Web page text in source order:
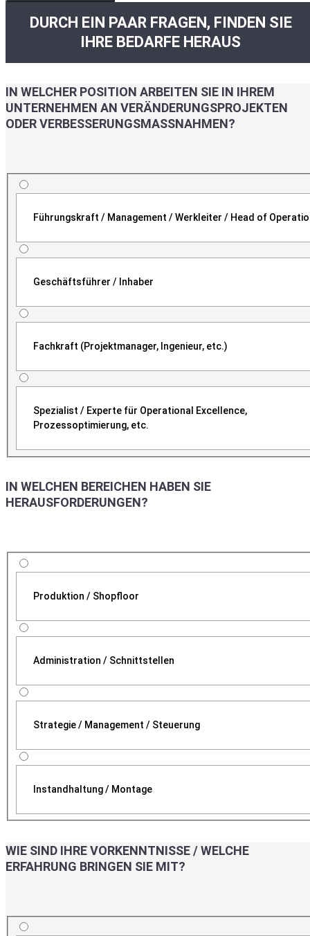
DURCH EIN PAAR FRAGEN, FINDEN SIE
IHRE BEDARFE HERAUS
IN WELCHER POSITION ARBEITEN SIE IN IHREM
UNTERNEHMEN AN VERÄNDERUNGSPROJEKTEN
ODER VERBESSERUNGSMASSNAHMEN?
Führungskraft / Management / Werkleiter / Head of
Geschäftsführer / Inhaber
Fachkraft (Projektmanager, Ingenieur, etc.)
Spezialist / Experte für Operational Excellence,
Prozessoptimierung, etc.
IN WELCHEN BEREICHEN HABEN SIE
HERAUSFORDERUNGEN?
Produktion / Shopfloor
Administration / Schnittstellen
Strategie / Management / Steuerung
Instandhaltung / Montage
WIE SIND IHRE VORKENNTNISSE / WELCHE
ERFAHRUNG BRINGEN SIE MIT?